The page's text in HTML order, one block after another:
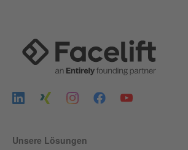
Unsere Lösungen